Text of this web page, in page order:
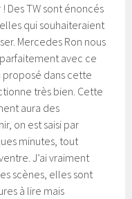
Des TW sont énoncés
qui souhaiteraient
Mercedes Ron nous
avec ce
proposé dans cette
très bien. Cette
aura des
on est saisi par
minutes, tout
J’ai vraiment
scènes, elles sont
à lire mais